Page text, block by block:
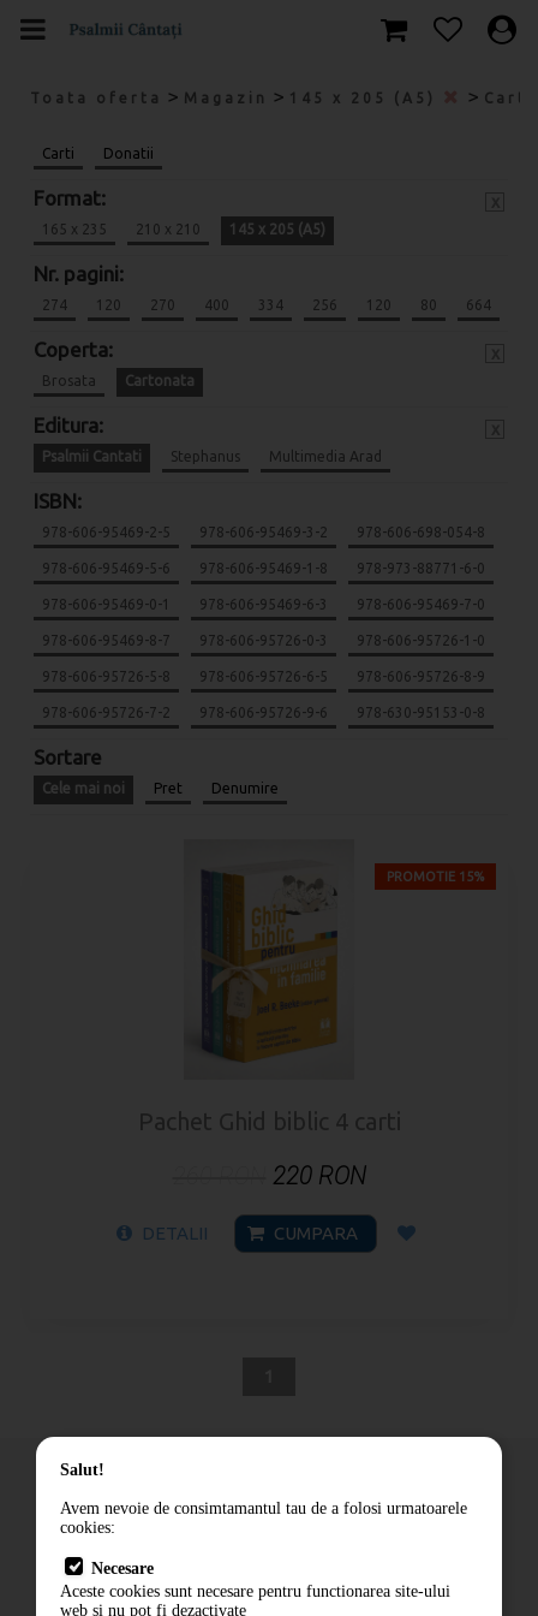
Toata oferta > Magazin > 145 x 205 (A5) >
Carti Donatii
Format:
165 x 235 210 x 210 145 x 205 (A5)
Nr. pagini:
274 120 270 400 334 256 120 80 664
Coperta:
Brosata Cartonata
Editura:
Psalmii Cantati Stephanus Multimedia Arad
ISBN:
978-606-95469-2-5 978-606-95469-3-2 978-606-698-054-8
978-606-95469-5-6 978-606-95469-1-8 978-973-88771-6-0
978-606-95469-0-1 978-606-95469-6-3 978-606-95469-7-0
978-606-95469-8-7 978-606-95726-0-3 978-606-95726-1-0
978-606-95726-5-8 978-606-95726-6-5 978-606-95726-8-9
978-606-95726-7-2 978-606-95726-9-6 978-630-95153-0-8
Sortare
Cele mai noi Pret Denumire
PROMOTIE 15%
Pachet Ghid biblic 4 carti
220 RON
DETALII CUMPARA
Cum comand
Livrare
Contact
Salut!
Avem nevoie de consimtamantul tau de a folosi urmatoarele
cookies:
Necesare
Aceste cookies sunt necesare pentru functionarea site-ului
web si nu pot fi dezactivate